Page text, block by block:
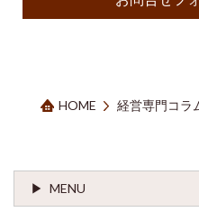
HOME 経営専門コラ
MENU